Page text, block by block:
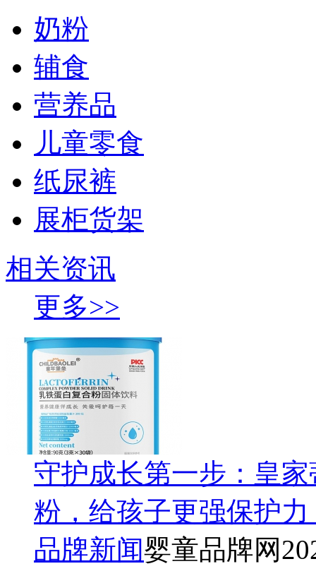
奶粉
辅食
营养品
儿童零食
纸尿裤
展柜货架
相关资讯
更多>>
守护成长第一步：皇
粉，给孩子更强保护力
品牌新闻婴童品牌网